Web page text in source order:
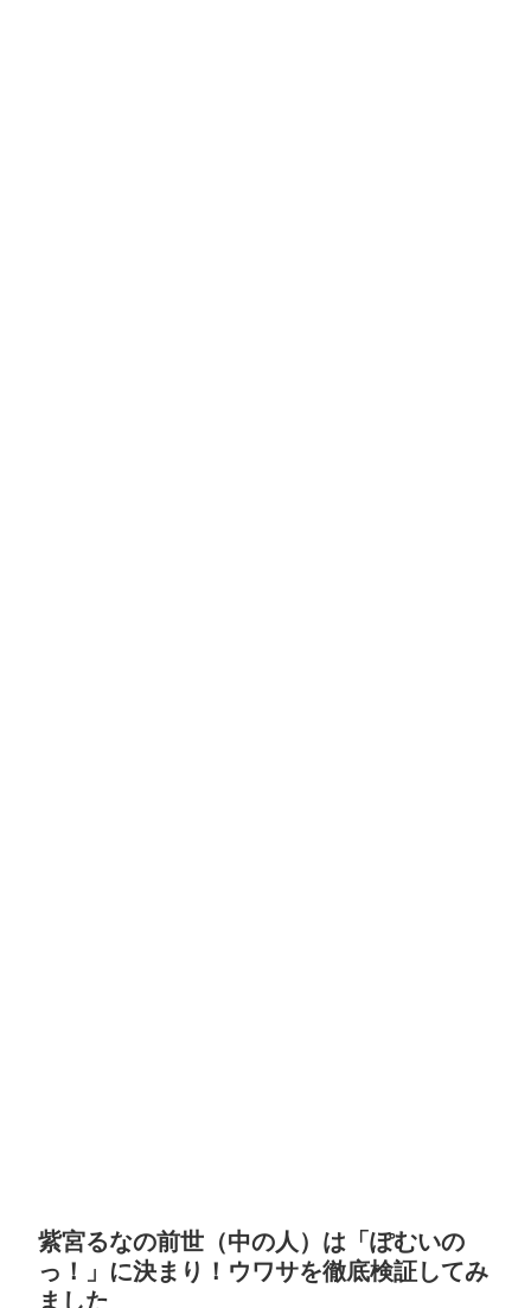
紫宮るなの前世（中の人）は「ぽむいの
っ！」に決まり！ウワサを徹底検証してみ
ました